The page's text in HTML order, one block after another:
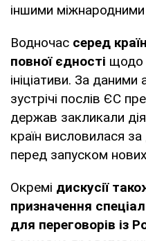
іншими
Водночас серед
повної єдності щодо
ініціативи. За даними
зустрічі послів ЄС
держав закликали
країн висловилася за
перед запуском
Окремі дискусії
призначення
для переговорів із